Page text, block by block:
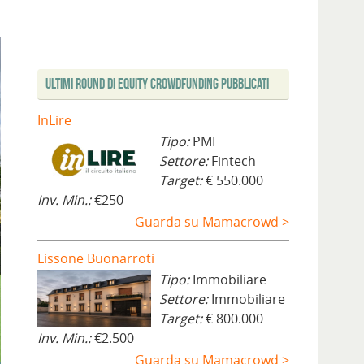
Ultimi Round di Equity Crowdfunding Pubblicati
InLire
Tipo:PMI
Settore:Fintech
Target:€ 550.000
Inv. Min.:€250
Guarda su Mamacrowd >
Lissone Buonarroti
Tipo:Immobiliare
Settore:Immobiliare
Target:€ 800.000
Inv. Min.:€2.500
Guarda su Mamacrowd >